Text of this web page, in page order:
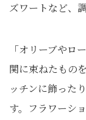
ズワートなど、
「オリーブやロ
関に束ねたもの
ッチンに飾った
す。フラワーシ